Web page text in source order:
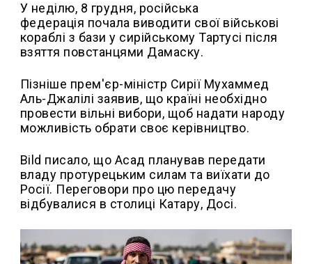
У неділю, 8 грудня, російська
федерація почала виводити свої військові
кораблі з бази у сирійському Тартусі після
взяття повстанцями Дамаску.
Пізніше прем'єр-міністр Сирії Мухаммед
Аль-Джалілі заявив, що країні необхідно
провести вільні вибори, щоб надати народу
можливість обрати своє керівництво.
Bild писало, що Асад планував передати
владу протурецьким силам та виїхати до
Росії. Переговори про цю передачу
відбувалися в столиці Катару, Досі.